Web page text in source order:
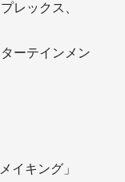
レックス、
ーテインメン
イキング」